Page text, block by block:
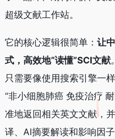
超级文献工作站。
它的核心逻辑很简单： 让
式，高效地“读懂”SCI文献
只需要像使用搜索引擎一
“非小细胞肺癌 免疫治疗
准地返回相关英文文献，
译、AI摘要解读和影响因